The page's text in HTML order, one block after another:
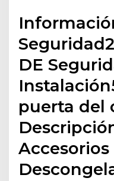
DE
puerta del